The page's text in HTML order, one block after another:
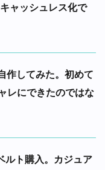
ャッシュレス化で
してみた。初めて
レにできたのではな
ト購入。カジュア